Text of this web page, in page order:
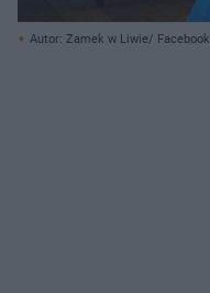
Autor: Zamek w Liwie/ Facebook